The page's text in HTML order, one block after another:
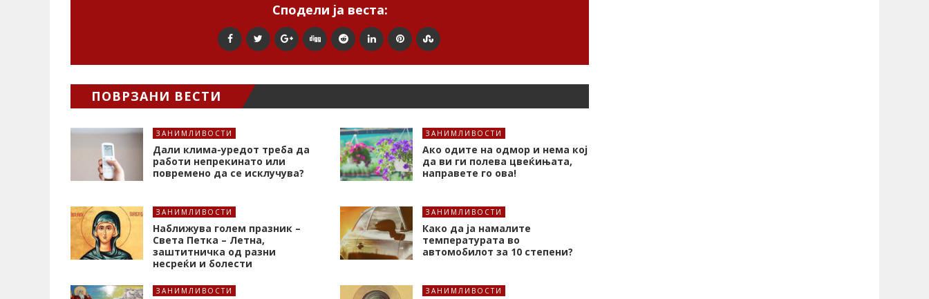
Сподели ја веста:
ПОВРЗАНИ ВЕСТИ
ЗАНИМЛИВОСТИ
Дали клима-уредот треба да
работи непрекинато или
повремено да се исклучува?
ЗАНИМЛИВОСТИ
Ако одите на одмор и нема кој
да ви ги полева цвеќињата,
направете го ова!
ЗАНИМЛИВОСТИ
Наближува голем празник –
Света Петка – Летна,
заштитничка од разни
несреќи и болести
ЗАНИМЛИВОСТИ
Како да ја намалите
температурата во
автомобилот за 10 степени?
ЗАНИМЛИВОСТИ ЗАНИМЛИВОСТИ